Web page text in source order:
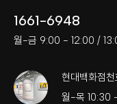
1661-6948
월-금 9:00 - 12:00 /
현대백화점
월-목 10:30